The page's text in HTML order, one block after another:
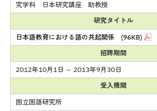
究学科 日本研究講座 助教授
研究タイトル
日本語教育における語の共起関係 (96KB)
招聘期間
2012年10月1日 ～ 2013年9月30日
受入機関
国立国語研究所